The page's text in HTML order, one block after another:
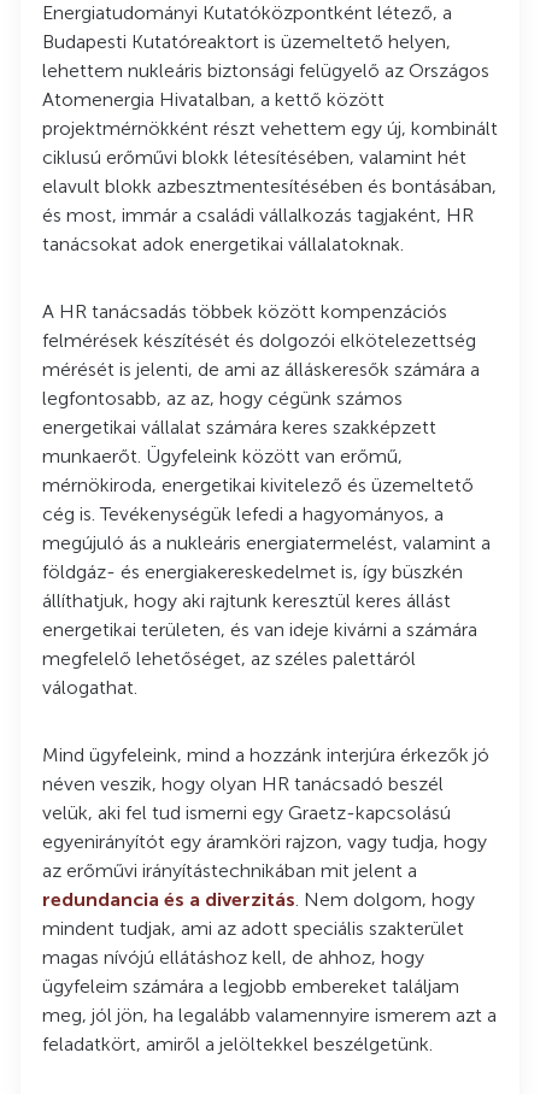
Energiatudományi Kutatóközpontként létező, a
Budapesti Kutatóreaktort is üzemeltető helyen,
lehettem nukleáris biztonsági felügyelő az Országos
Atomenergia Hivatalban, a kettő között
projektmérnökként részt vehettem egy új, kombinált
ciklusú erőművi blokk létesítésében, valamint hét
elavult blokk azbesztmentesítésében és bontásában,
és most, immár a családi vállalkozás tagjaként, HR
tanácsokat adok energetikai vállalatoknak.
A HR tanácsadás többek között kompenzációs
felmérések készítését és dolgozói elkötelezettség
mérését is jelenti, de ami az álláskeresők számára a
legfontosabb, az az, hogy cégünk számos
energetikai vállalat számára keres szakképzett
munkaerőt. Ügyfeleink között van erőmű,
mérnökiroda, energetikai kivitelező és üzemeltető
cég is. Tevékenységük lefedi a hagyományos, a
megújuló ás a nukleáris energiatermelést, valamint a
földgáz- és energiakereskedelmet is, így büszkén
állíthatjuk, hogy aki rajtunk keresztül keres állást
energetikai területen, és van ideje kivárni a számára
megfelelő lehetőséget, az széles palettáról
válogathat.
Mind ügyfeleink, mind a hozzánk interjúra érkezők jó
néven veszik, hogy olyan HR tanácsadó beszél
velük, aki fel tud ismerni egy Graetz-kapcsolású
egyenirányítót egy áramköri rajzon, vagy tudja, hogy
az erőművi irányítástechnikában mit jelent a
redundancia és a diverzitás. Nem dolgom, hogy
mindent tudjak, ami az adott speciális szakterület
magas nívójú ellátáshoz kell, de ahhoz, hogy
ügyfeleim számára a legjobb embereket találjam
meg, jól jön, ha legalább valamennyire ismerem azt a
feladatkört, amiről a jelöltekkel beszélgetünk.